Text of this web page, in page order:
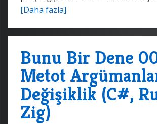
[Daha fazla]
Bunu Bir Dene
Metot
Değişiklik (C#,
Zig)